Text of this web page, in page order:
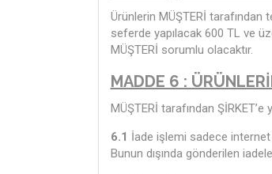
Ürünlerin MÜŞTERİ
seferde yapılacak 600 TL ve
MÜŞTERİ sorumlu olacaktır.
MADDE 6 :
MÜŞTERİ tarafından
6.1 İade işlemi sadece internet
Bunun dışında gönderilen